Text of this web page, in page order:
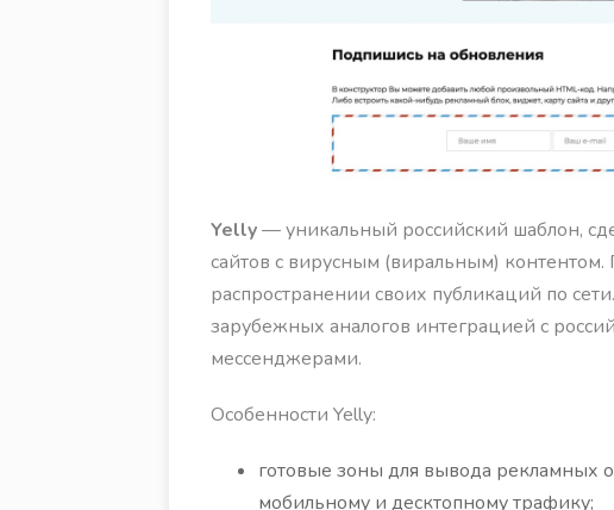
Yelly— уникальный российский шаблон,
сайтов с вирусным (виральным)
распространении своих публикаций по
зарубежных аналогов интеграцией с
мессенджерами.
Особенности Yelly:
готовые зоны для вывода рекламных
мобильному и десктопному трафику;